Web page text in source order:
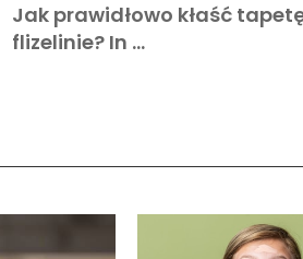
Jak prawidłowo kłaść
flizelinie? In …